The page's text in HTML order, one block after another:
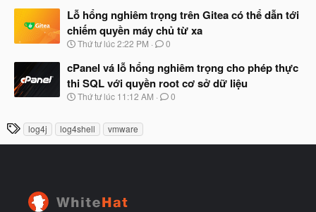
đ
ầ
u
à
y
b
ắ
đ
ầ
u
Lỗ hổng nghiêm trọng trên Gitea có thể dẫn tới
chiếm quyền máy chủ từ xa
N
à
b
ắ
đ
ầ
u
Thứ tư lúc 2:22 PM 0
cPanel vá lỗ hổng nghiêm trọng cho phép thực
thi SQL với quyền root cơ sở dữ liệu
N
y
u
Thứ tư lúc 11:12 AM 0
T
h
log4j log4shell vmware